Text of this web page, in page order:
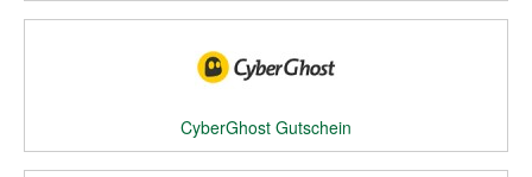
CyberGhost Gutschein